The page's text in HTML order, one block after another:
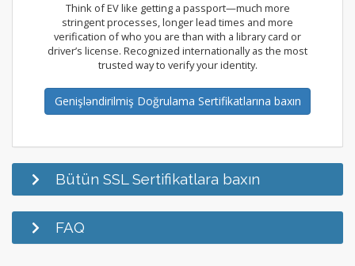
Think of EV like getting a passport—much more
stringent processes, longer lead times and more
verification of who you are than with a library card or
driver’s license. Recognized internationally as the most
trusted way to verify your identity.
Genişləndirilmiş Doğrulama Sertifikatlarına baxın
Bütün SSL Sertifikatlara baxın
FAQ